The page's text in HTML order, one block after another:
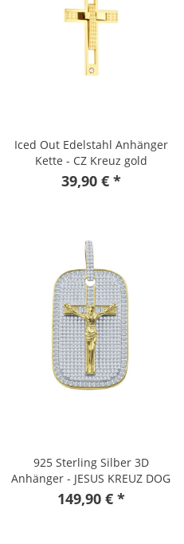
Iced Out Edelstahl Anhänger
Kette - CZ Kreuz gold
39,90 € *
925 Sterling Silber 3D
Anhänger - JESUS KREUZ DOG
TAG gold
149,90 € *